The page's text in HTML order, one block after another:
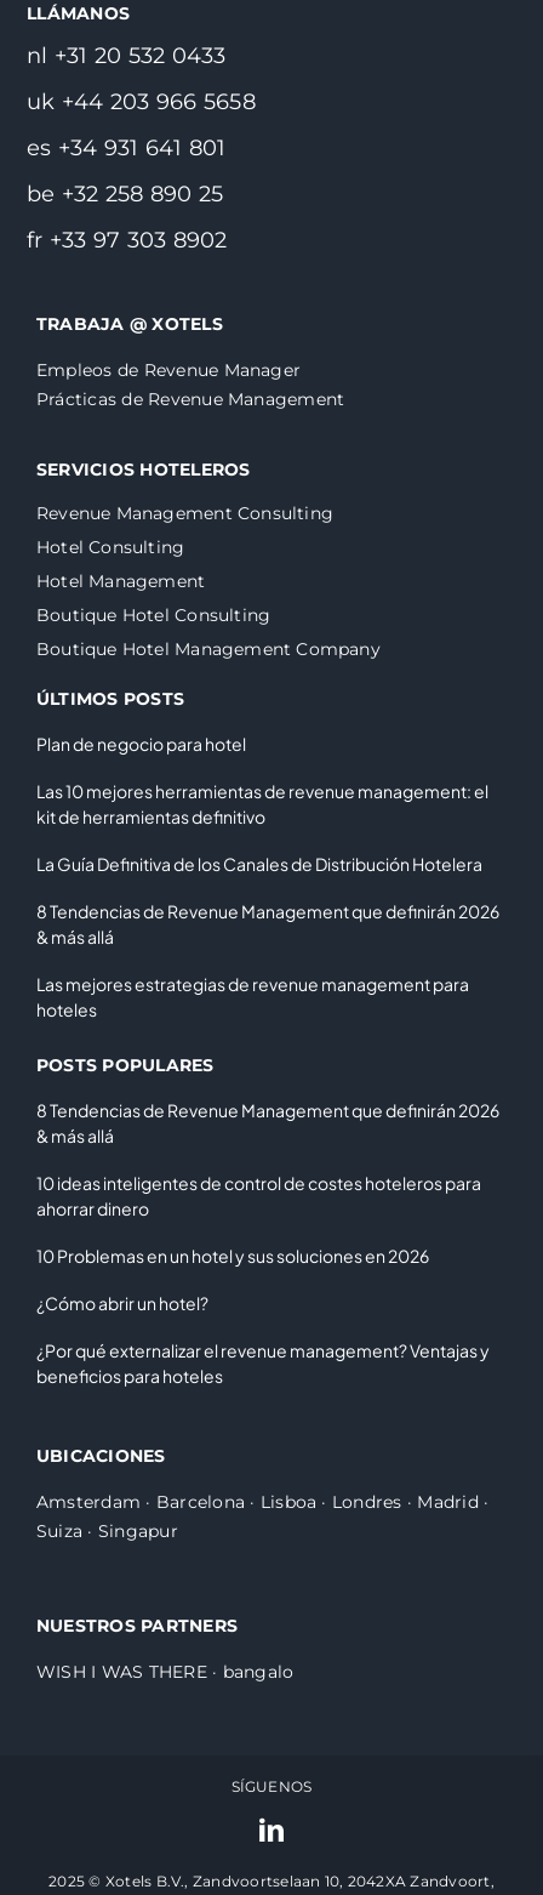
LLÁMANOS
nl +31 20 532 0433
uk +44 203 966 5658
es +34 931 641 801
be +32 258 890 25
fr +33 97 303 8902
TRABAJA @ XOTELS
Empleos de Revenue Manager
Prácticas de Revenue Management
SERVICIOS HOTELEROS
Revenue Management Consulting
Hotel Consulting
Hotel Management
Boutique Hotel Consulting
Boutique Hotel Management Company
ÚLTIMOS POSTS
Plan de negocio para hotel
Las 10 mejores herramientas de revenue management: el
kit de herramientas definitivo
La Guía Definitiva de los Canales de Distribución Hotelera
8 Tendencias de Revenue Management que definirán 2026
& más allá
Las mejores estrategias de revenue management para
hoteles
POSTS POPULARES
8 Tendencias de Revenue Management que definirán 2026
& más allá
10 ideas inteligentes de control de costes hoteleros para
ahorrar dinero
10 Problemas en un hotel y sus soluciones en 2026
¿Cómo abrir un hotel?
¿Por qué externalizar el revenue management? Ventajas y
beneficios para hoteles
UBICACIONES
Amsterdam · Barcelona · Lisboa · Londres · Madrid·
Suiza · Singapur
NUESTROS PARTNERS
WISH I WAS THERE· bangalo
SÍGUENOS
2025 © Xotels B.V., Zandvoortselaan 10, 2042XA Zandvoort,